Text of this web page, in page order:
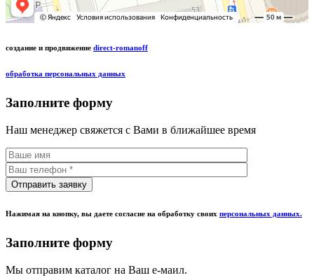
создание и продвижение direct-romanoff
обработка персональных данных
Заполните форму
Наш менеджер свяжется с Вами в ближайшее время
Нажимая на кнопку, вы даете согласие на обработку своих персональных данных.
Заполните форму
Мы отправим каталог на Ваш е-маил.